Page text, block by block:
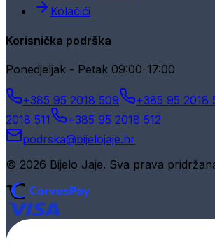
Kolačići
Korisnička podrška
Ponedjeljak - Petak 09:00-17:00
+385 95 2018 509 +385 95 2018
2018 511
+385 95 2018 512
podrska@bijelojaje.hr
© 2026 Bijelo Jaje. Sva prava